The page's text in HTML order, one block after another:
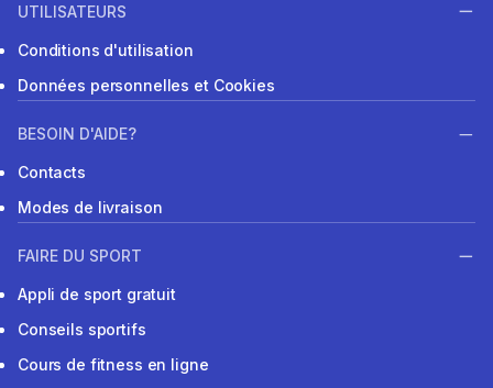
UTILISATEURS
Conditions d'utilisation
Données personnelles et Cookies
BESOIN D'AIDE?
Contacts
Modes de livraison
FAIRE DU SPORT
Appli de sport gratuit
Conseils sportifs
Cours de fitness en ligne